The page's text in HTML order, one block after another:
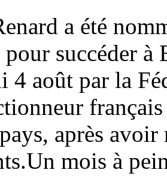
a été
succéder à
4 août par la
après
mois à